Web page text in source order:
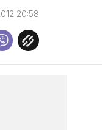
20:58